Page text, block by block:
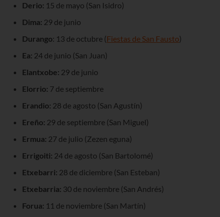
Derio: 15 de mayo (San Isidro)
Dima: 29 de junio
Durango: 13 de octubre (Fiestas de San Fausto)
Ea: 24 de junio (San Juan)
Elantxobe: 29 de junio
Elorrio: 7 de septiembre
Erandio: 28 de agosto (San Agustín)
Ereño: 29 de septiembre (San Miguel)
Ermua: 27 de julio (Zezen eguna)
Errigoiti: 24 de agosto (San Bartolomé)
Etxebarri: 28 de diciembre (San Esteban)
Etxebarria: 30 de noviembre (San Andrés)
Forua: 11 de noviembre (San Martín)